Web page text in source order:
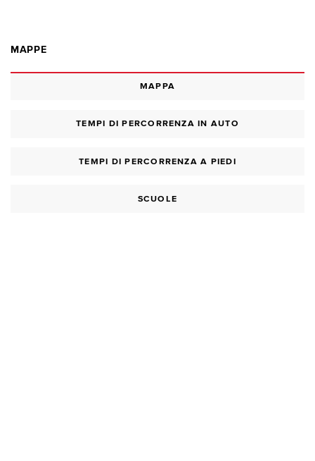
MAPPE
MAPPA
TEMPI DI PERCORRENZA IN AUTO
TEMPI DI PERCORRENZA A PIEDI
SCUOLE